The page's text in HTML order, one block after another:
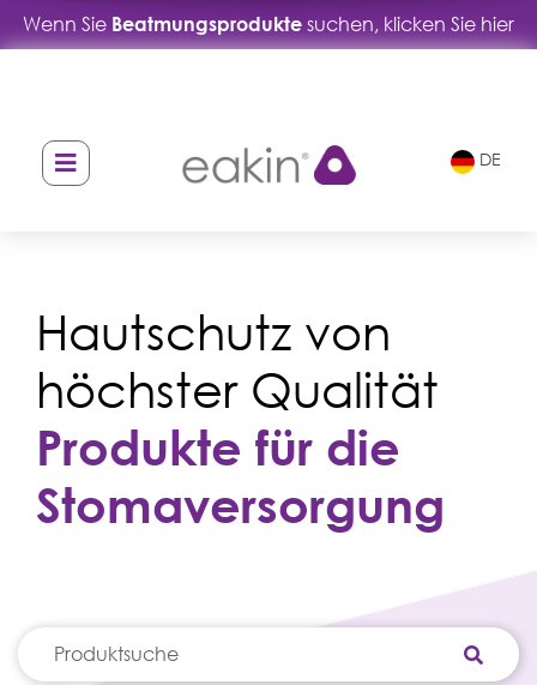
Wenn Sie Beatmungsprodukte suchen, klicken Sie hier
navigation
content
DE
Hautschutz von
höchster Qualität
Produkte für die
Stomaversorgung
Suche
nach: